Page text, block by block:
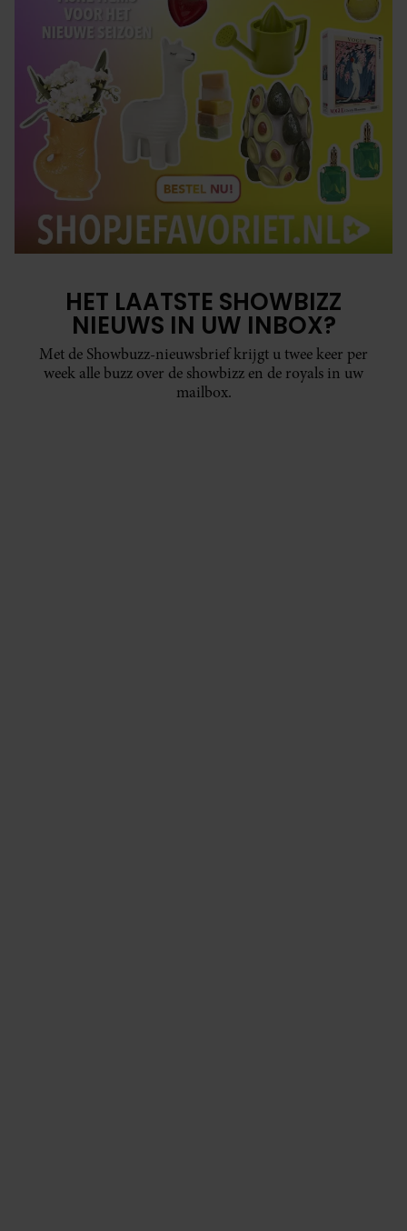
HET LAATSTE SHOWBIZZ
NIEUWS IN UW INBOX?
Met de Showbuzz-nieuwsbrief krijgt u twee keer per
week alle buzz over de showbizz en de royals in uw
mailbox.